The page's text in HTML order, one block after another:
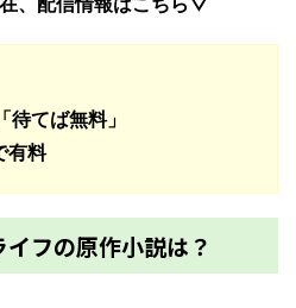
てば無料」
有料
フの原作小説は？